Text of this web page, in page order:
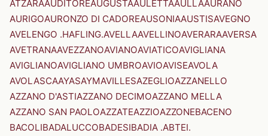
ATZARAAUDITOREAUGUSTAAULETTAAULLAAURANO
AURIGOAURONZO DI CADOREAUSONIAAUSTISAVEGNO
AVELENGO .HAFLING.AVELLAAVELLINOAVERARAAVERSA
AVETRANAAVEZZANOAVIANOAVIATICOAVIGLIANA
AVIGLIANOAVIGLIANO UMBROAVIOAVISEAVOLA
AVOLASCAAYASAYMAVILLESAZEGLIOAZZANELLO
AZZANO D'ASTIAZZANO DECIMOAZZANO MELLA
AZZANO SAN PAOLOAZZATEAZZIOAZZONEBACENO
BACOLIBADALUCCOBADESIBADIA .ABTEI.